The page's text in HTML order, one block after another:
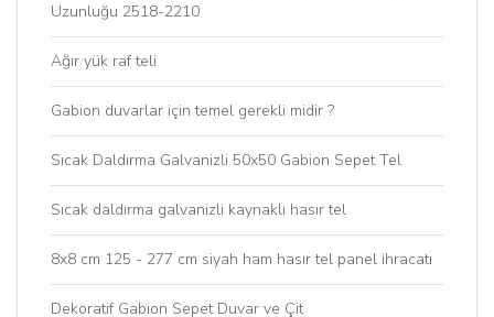
Uzunluğu 2518-2210
Ağır yük raf teli
Gabion duvarlar için temel gerekli midir ?
Sıcak Daldırma Galvanizli 50x50 Gabion Sepet Tel
Sıcak daldırma galvanizli kaynaklı hasır tel
8x8 cm 125 - 277 cm siyah ham hasır tel panel ihracatı
Dekoratif Gabion Sepet Duvar ve Çit